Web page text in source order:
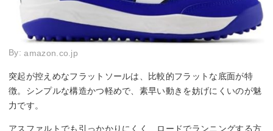
By:amazon.co.jp
突起が控えめなフラットソールは、比較的フラットな底面が特
徴。シンプルな構造かつ軽めで、素早い動きを妨げにくいのが魅
力です。
アスファルトでも引っかかりにくく、ロードでランニングする方